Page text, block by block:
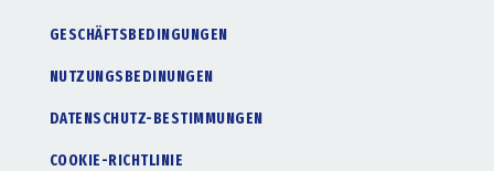
GESCHÄFTSBEDINGUNGEN
NUTZUNGSBEDINUNGEN
DATENSCHUTZ-BESTIMMUNGEN
COOKIE-RICHTLINIE